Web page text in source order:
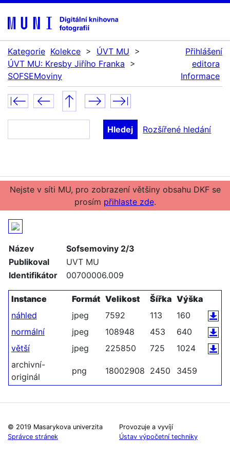
Kategorie Kolekce > ÚVT MU >
ÚVT MU: Kresby Jiřího Franka >
SOFSEMoviny
Přihlášení
editora
Informace
Rozšířené hledání
Nejste v síti MU, pro zobrazení většiny obsahu DKF se
prosím přihlaste zde.
Název
Sofsemoviny 2/3
Publikoval
UVT MU
Identifikátor
00700006.009
Instance Formát Velikost Šířka Výška
náhled
jpeg 7592 113
160
normální
jpeg 108948 453
640
větší
jpeg 225850 725
1024
archivní-
originál
png 18002908 2450 3459
© 2019 Masarykova univerzita
Správce stránek
Provozuje a vyvíjí
Ústav výpočetní techniky